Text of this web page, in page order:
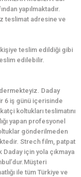
yapılmaktadır.
teslimat adresine ve
kişiye teslim edildiği gibi
edilebilir.
Daday
6 iş günü içerisinde
koltukları teslimatını
yapan profesyonel
gönderilmeden
Strech film, patpat
Daday için yola çıkmaya
ile tüm Türkiye ve